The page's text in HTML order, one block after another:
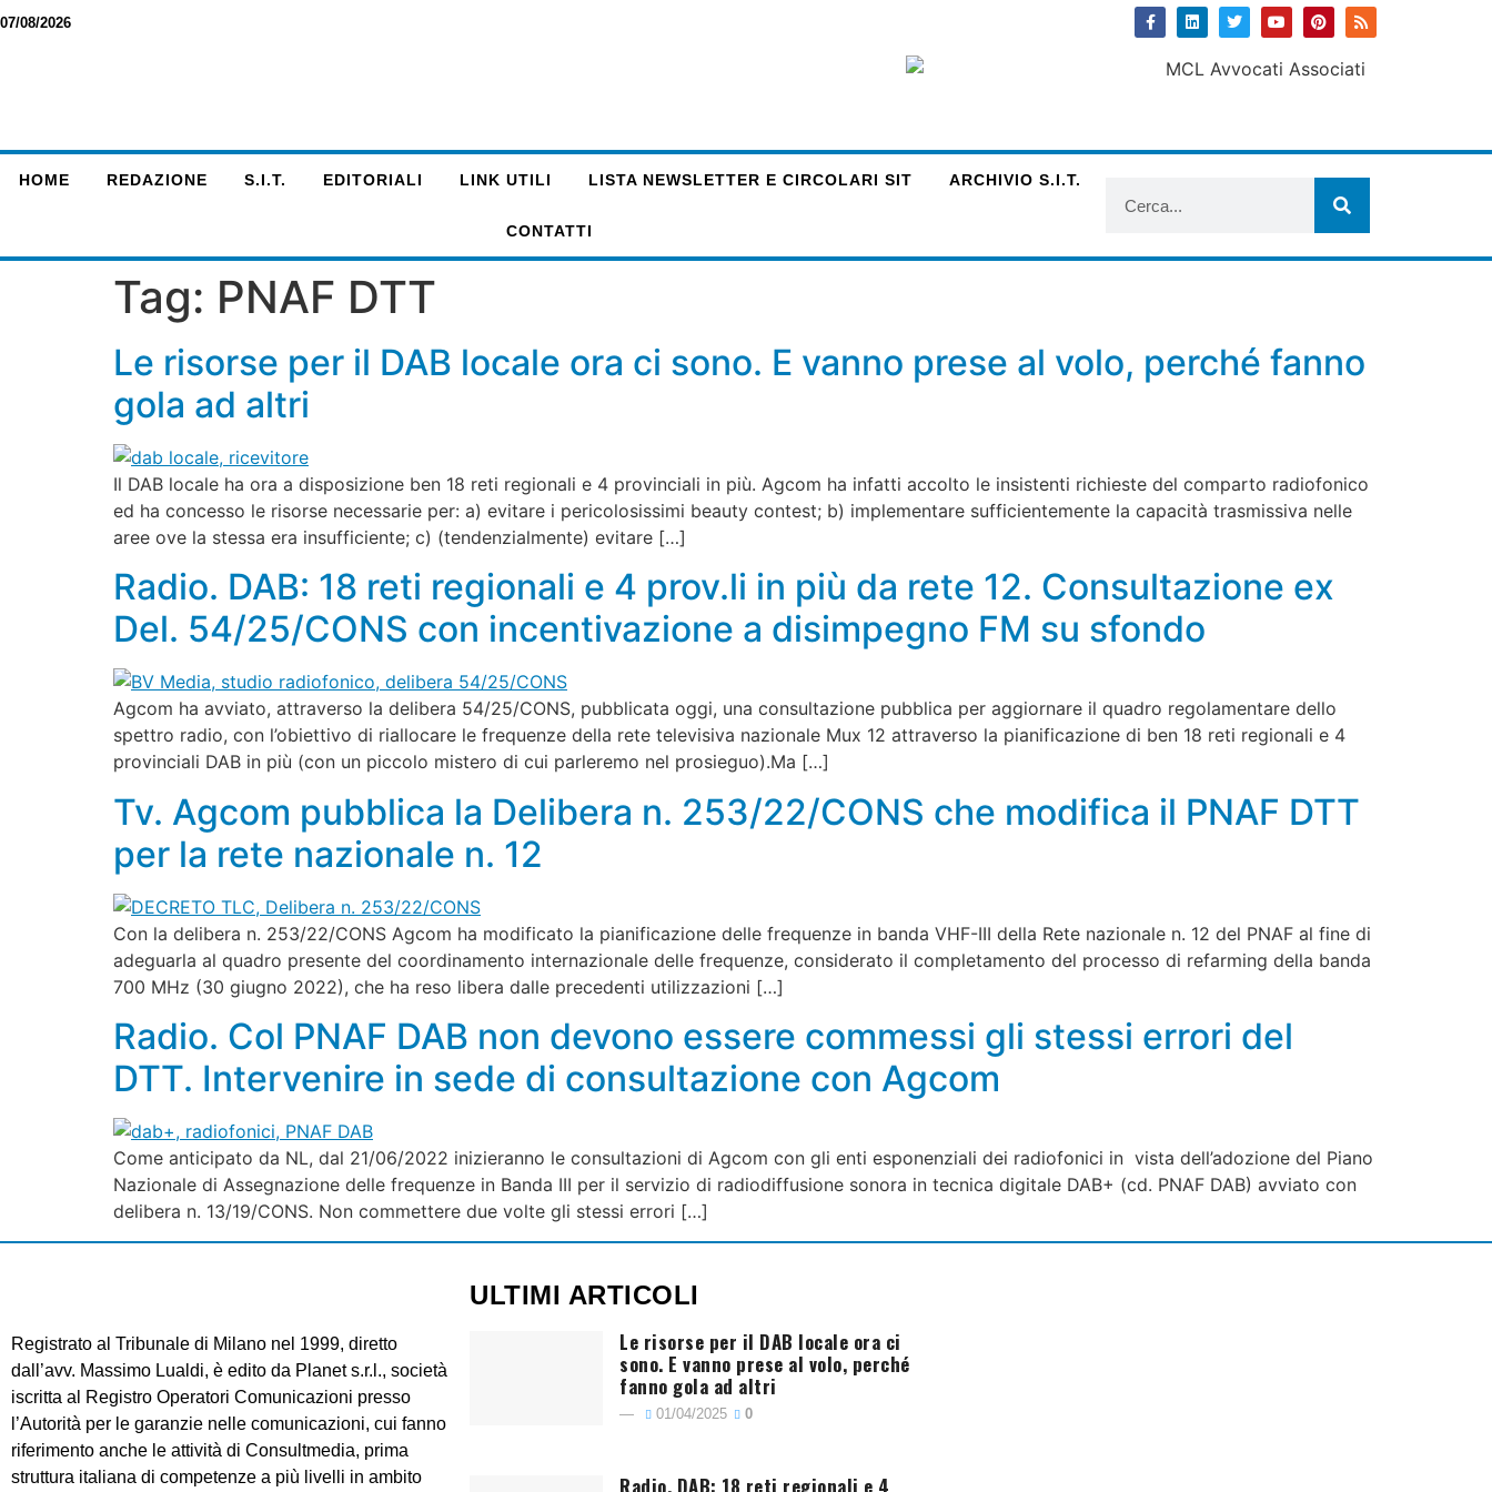
07/08/2026
HOME REDAZIONE S.I.T. EDITORIALI LINK UTILI LISTA NEWSLETTER E CIRCOLARI SIT ARCHIVIO S.I.T.
CONTATTI
Tag: PNAF DTT
Le risorse per il DAB locale ora ci sono. E vanno prese al volo, perché fanno
gola ad altri
Il DAB locale ha ora a disposizione ben 18 reti regionali e 4 provinciali in più. Agcom ha infatti accolto le insistenti richieste del comparto radiofonico
ed ha concesso le risorse necessarie per: a) evitare i pericolosissimi beauty contest; b) implementare sufficientemente la capacità trasmissiva nelle
aree ove la stessa era insufficiente; c) (tendenzialmente) evitare […]
Radio. DAB: 18 reti regionali e 4 prov.li in più da rete 12. Consultazione ex
Del. 54/25/CONS con incentivazione a disimpegno FM su sfondo
Agcom ha avviato, attraverso la delibera 54/25/CONS, pubblicata oggi, una consultazione pubblica per aggiornare il quadro regolamentare dello
spettro radio, con l’obiettivo di riallocare le frequenze della rete televisiva nazionale Mux 12 attraverso la pianificazione di ben 18 reti regionali e 4
provinciali DAB in più (con un piccolo mistero di cui parleremo nel prosieguo).Ma […]
Tv. Agcom pubblica la Delibera n. 253/22/CONS che modifica il PNAF DTT
per la rete nazionale n. 12
Con la delibera n. 253/22/CONS Agcom ha modificato la pianificazione delle frequenze in banda VHF-III della Rete nazionale n. 12 del PNAF al fine di
adeguarla al quadro presente del coordinamento internazionale delle frequenze, considerato il completamento del processo di refarming della banda
700 MHz (30 giugno 2022), che ha reso libera dalle precedenti utilizzazioni […]
Radio. Col PNAF DAB non devono essere commessi gli stessi errori del
DTT. Intervenire in sede di consultazione con Agcom
Come anticipato da NL, dal 21/06/2022 inizieranno le consultazioni di Agcom con gli enti esponenziali dei radiofonici in vista dell’adozione del Piano
Nazionale di Assegnazione delle frequenze in Banda III per il servizio di radiodiffusione sonora in tecnica digitale DAB+ (cd. PNAF DAB) avviato con
delibera n. 13/19/CONS. Non commettere due volte gli stessi errori […]
Registrato al Tribunale di Milano nel 1999, diretto
dall’avv. Massimo Lualdi, è edito da Planet s.r.l., società
iscritta al Registro Operatori Comunicazioni presso
l’Autorità per le garanzie nelle comunicazioni, cui fanno
riferimento anche le attività di Consultmedia, prima
struttura italiana di competenze a più livelli in ambito
ULTIMI ARTICOLI
Le risorse per il DAB locale ora ci
sono. E vanno prese al volo, perché
fanno gola ad altri
01/04/2025 0
Radio. DAB: 18 reti regionali e 4